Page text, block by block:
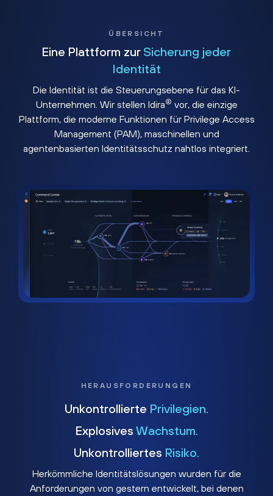
ÜBERSICHT
Eine Plattform zur Sicherung jeder
Identität
Die Identität ist die Steuerungsebene für das KI-
Unternehmen. Wir stellen Idira® vor, die einzige
Plattform, die moderne Funktionen für Privilege Access
Management (PAM), maschinellen und
agentenbasierten Identitätsschutz nahtlos integriert.
HERAUSFORDERUNGEN
Unkontrollierte Privilegien.
Explosives Wachstum.
Unkontrolliertes Risiko.
Herkömmliche Identitätslösungen wurden für die
Anforderungen von gestern entwickelt, bei denen